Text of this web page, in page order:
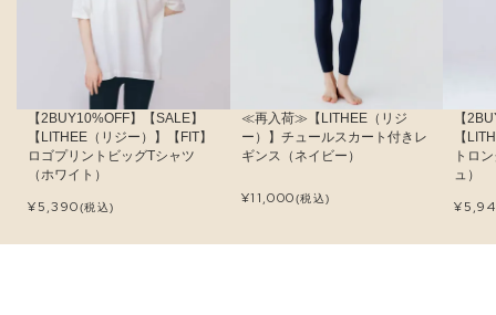
【2BUY10%OFF】【SALE】
【LITHEE（リジー）】【FIT】
ロゴプリントビッグTシャツ
（ホワイト）
¥5,390(税込)
≪再入荷≫【LITHEE（リジ
ー）】チュールスカート付きレ
ギンス（ネイビー）
¥11,000(税込)
【
【
トロ
ュ）
¥